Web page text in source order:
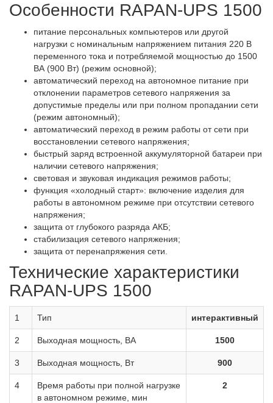
Особенности RAPAN-UPS 1500
питание персональных компьютеров или другой
нагрузки с номинальным напряжением питания 220 В
переменного тока и потребляемой мощностью до 1500
ВА (900 Вт) (режим основной);
автоматический переход на автономное питание при
отклонении параметров сетевого напряжения за
допустимые пределы или при полном пропадании сети
(режим автономный);
автоматический переход в режим работы от сети при
восстановлении сетевого напряжения;
быстрый заряд встроенной аккумуляторной батареи при
наличии сетевого напряжения;
световая и звуковая индикация режимов работы;
функция «холодный старт»: включение изделия для
работы в автономном режиме при отсутствии сетевого
напряжения;
защита от глубокого разряда АКБ;
стабилизация сетевого напряжения;
защита от перенапряжения сети.
Технические характеристики
RAPAN-UPS 1500
1 Тип интерактивный
2 Выходная мощность, ВА 1500
3 Выходная мощность, Вт 900
4
Время работы при полной нагрузке
в автономном режиме, мин
2